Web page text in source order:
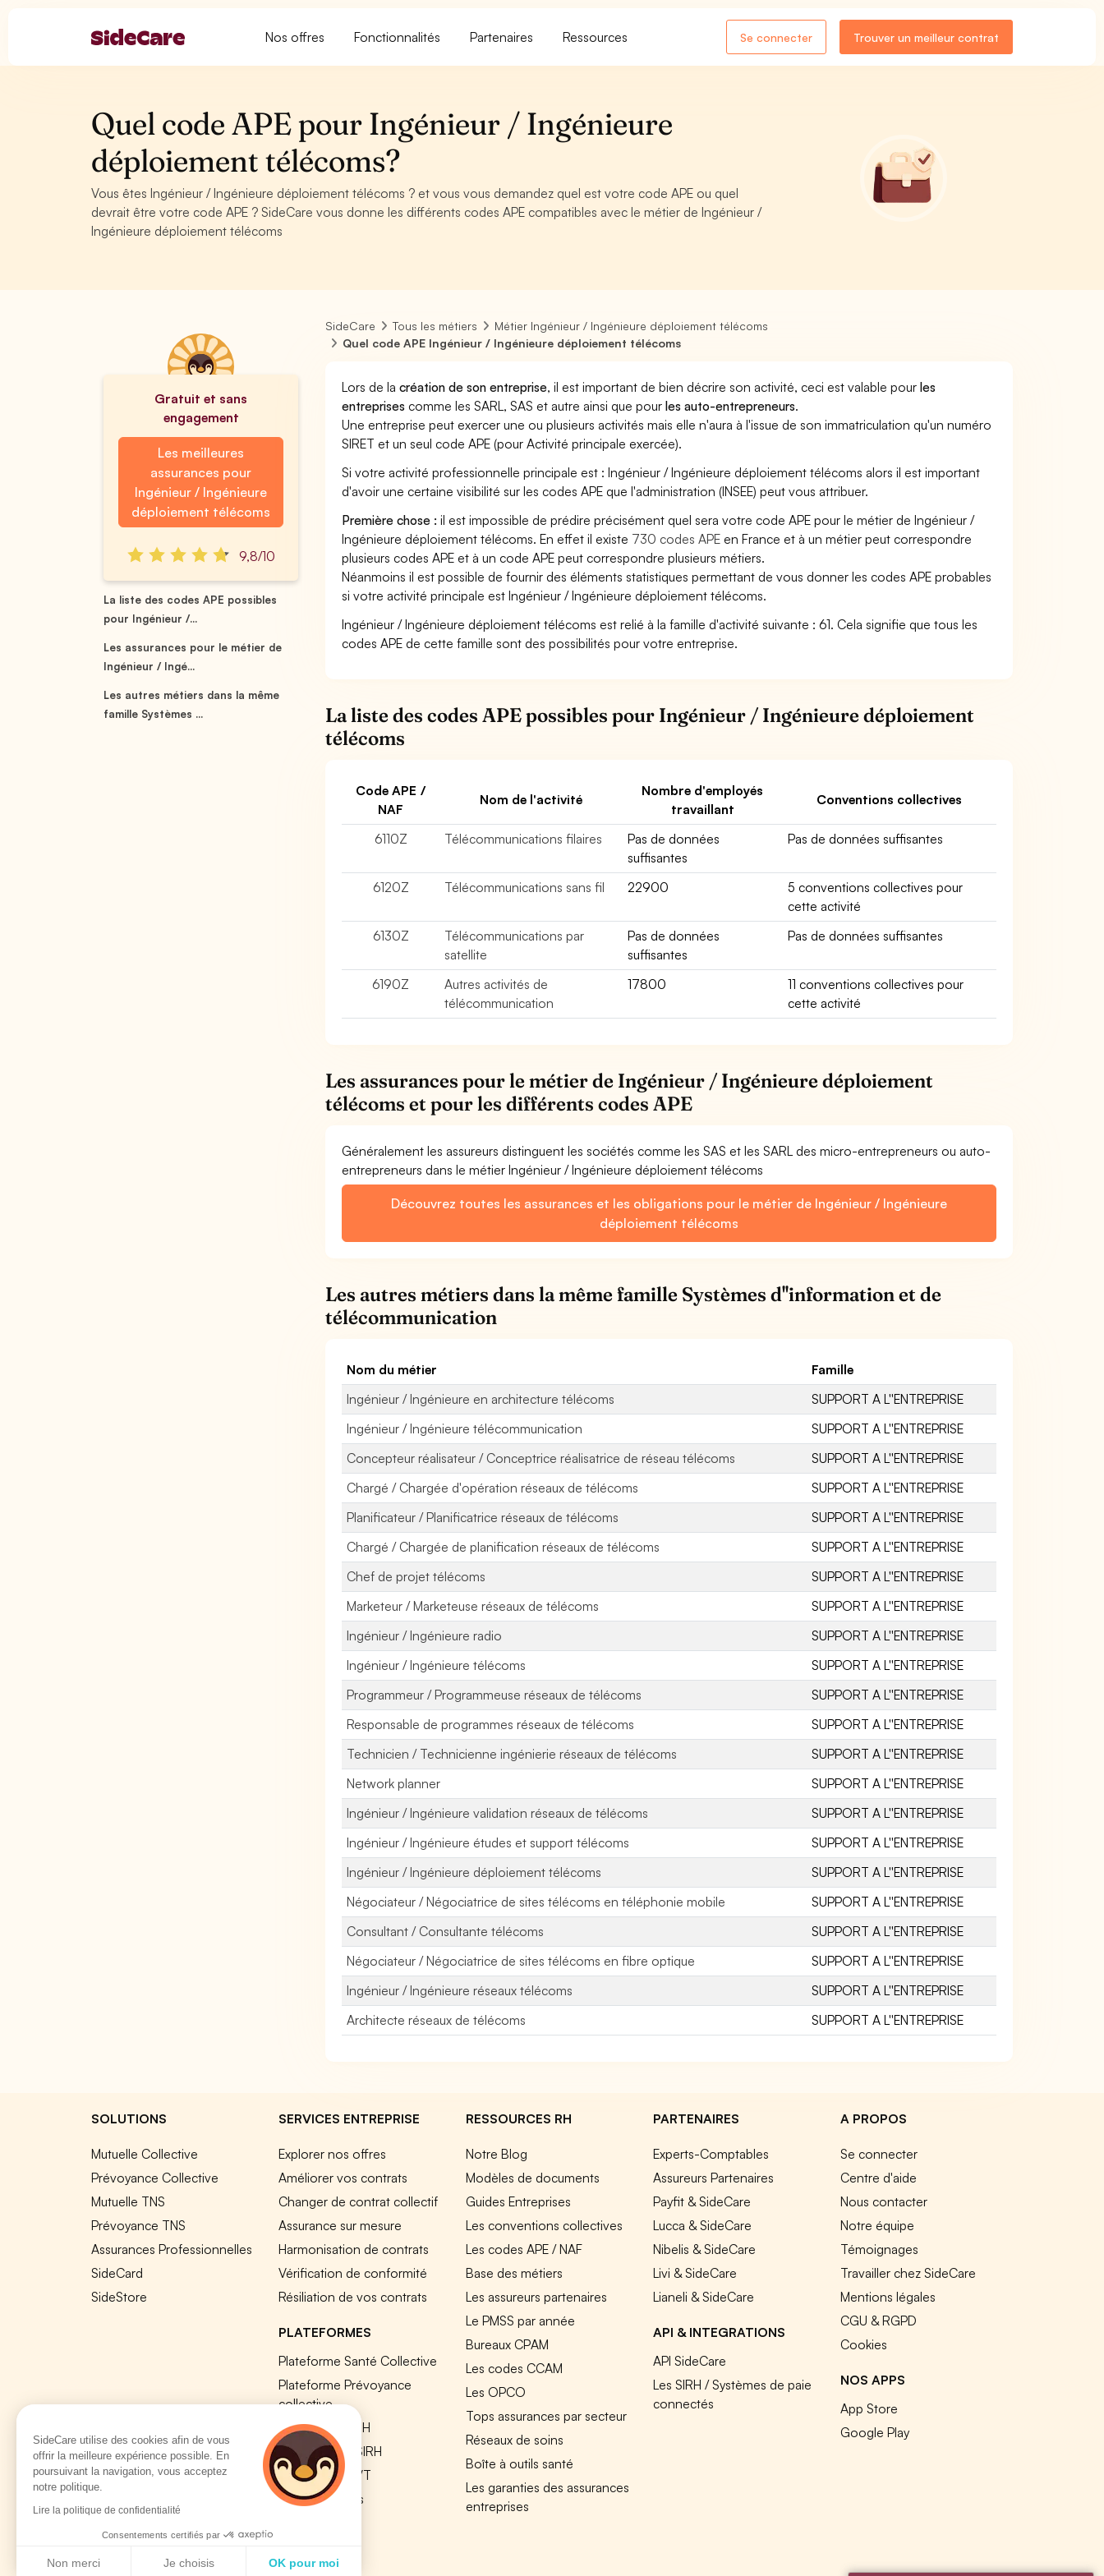
Nos offres Fonctionnalités Partenaires Ressources Se connecter Trouver un meilleur contrat
Quel code APE pour Ingénieur / Ingénieure
déploiement télécoms?
Vous êtes Ingénieur / Ingénieure déploiement télécoms ? et vous vous demandez quel est votre code APE ou quel
devrait être votre code APE ? SideCare vous donne les différents codes APE compatibles avec le métier de Ingénieur /
Ingénieure déploiement télécoms
Gratuit et sans
engagement
Les meilleures
assurances pour
Ingénieur / Ingénieure
déploiement télécoms
9,8/10
La liste des codes APE possibles
pour Ingénieur /...
Les assurances pour le métier de
Ingénieur / Ingé...
Les autres métiers dans la même
famille Systèmes ...
SideCare Tous les métiers
Métier Ingénieur / Ingénieure déploiement télécoms
Quel code APE Ingénieur / Ingénieure déploiement télécoms
Lors de lacréation de son entreprise, il est important de bien décrire son activité, ceci est valable pourles
entreprises comme les SARL, SAS et autre ainsi que pourles auto-entrepreneurs.
Une entreprise peut exercer une ou plusieurs activités mais elle n'aura à l'issue de son immatriculation qu'un numéro
SIRET et un seul code APE (pour Activité principale exercée).
Si votre activité professionnelle principale est : Ingénieur / Ingénieure déploiement télécoms alors il est important
d'avoir une certaine visibilité sur les codes APE que l'administration (INSEE) peut vous attribuer.
Première chose : il est impossible de prédire précisément quel sera votre code APE pour le métier de Ingénieur /
Ingénieure déploiement télécoms. En effet il existe 730 codes APE en France et à un métier peut correspondre
plusieurs codes APE et à un code APE peut correspondre plusieurs métiers.
Néanmoins il est possible de fournir des éléments statistiques permettant de vous donner les codes APE probables
si votre activité principale est Ingénieur / Ingénieure déploiement télécoms.
Ingénieur / Ingénieure déploiement télécoms est relié à la famille d'activité suivante : 61. Cela signifie que tous les
codes APE de cette famille sont des possibilités pour votre entreprise.
La liste des codes APE possibles pour Ingénieur / Ingénieure déploiement
télécoms
Code APE /
NAF
Nom de l'activité
Nombre d'employés
travaillant
Conventions collectives
6110Z Télécommunications filaires
Pas de données
suffisantes
Pas de données suffisantes
6120Z Télécommunications sans fil 22900
5 conventions collectives pour
cette activité
6130Z
Télécommunications par
satellite
Pas de données
suffisantes
Pas de données suffisantes
6190Z
Autres activités de
télécommunication
17800
11 conventions collectives pour
cette activité
Les assurances pour le métier de Ingénieur / Ingénieure déploiement
télécoms et pour les différents codes APE
Généralement les assureurs distinguent les sociétés comme les SAS et les SARL des micro-entrepreneurs ou auto-
entrepreneurs dans le métier Ingénieur / Ingénieure déploiement télécoms
Découvrez toutes les assurances et les obligations pour le métier de Ingénieur / Ingénieure
déploiement télécoms
Les autres métiers dans la même famille Systèmes d''information et de
télécommunication
Nom du métier
Famille
Ingénieur / Ingénieure en architecture télécoms
SUPPORT A L''ENTREPRISE
Ingénieur / Ingénieure télécommunication
SUPPORT A L''ENTREPRISE
Concepteur réalisateur / Conceptrice réalisatrice de réseau télécoms
SUPPORT A L''ENTREPRISE
Chargé / Chargée d'opération réseaux de télécoms
SUPPORT A L''ENTREPRISE
Planificateur / Planificatrice réseaux de télécoms
SUPPORT A L''ENTREPRISE
Chargé / Chargée de planification réseaux de télécoms
SUPPORT A L''ENTREPRISE
Chef de projet télécoms
SUPPORT A L''ENTREPRISE
Marketeur / Marketeuse réseaux de télécoms
SUPPORT A L''ENTREPRISE
Ingénieur / Ingénieure radio
SUPPORT A L''ENTREPRISE
Ingénieur / Ingénieure télécoms
SUPPORT A L''ENTREPRISE
Programmeur / Programmeuse réseaux de télécoms
SUPPORT A L''ENTREPRISE
Responsable de programmes réseaux de télécoms
SUPPORT A L''ENTREPRISE
Technicien / Technicienne ingénierie réseaux de télécoms
SUPPORT A L''ENTREPRISE
Network planner
SUPPORT A L''ENTREPRISE
Ingénieur / Ingénieure validation réseaux de télécoms
SUPPORT A L''ENTREPRISE
Ingénieur / Ingénieure études et support télécoms
SUPPORT A L''ENTREPRISE
Ingénieur / Ingénieure déploiement télécoms
SUPPORT A L''ENTREPRISE
Négociateur / Négociatrice de sites télécoms en téléphonie mobile
SUPPORT A L''ENTREPRISE
Consultant / Consultante télécoms
SUPPORT A L''ENTREPRISE
Négociateur / Négociatrice de sites télécoms en fibre optique
SUPPORT A L''ENTREPRISE
Ingénieur / Ingénieure réseaux télécoms
SUPPORT A L''ENTREPRISE
Architecte réseaux de télécoms
SUPPORT A L''ENTREPRISE
SOLUTIONS
Mutuelle Collective
Prévoyance Collective
Mutuelle TNS
Prévoyance TNS
Assurances Professionnelles
SideCard
SideStore
SERVICES ENTREPRISE
Explorer nos offres
Améliorer vos contrats
Changer de contrat collectif
Assurance sur mesure
Harmonisation de contrats
Vérification de conformité
Résiliation de vos contrats
PLATEFORMES
Plateforme Santé Collective
Plateforme Prévoyance
collective
Plateforme SIRH
Nos modules SIRH
Plateforme QVT
Tous nos outils
RESSOURCES RH
Notre Blog
Modèles de documents
Guides Entreprises
Les conventions collectives
Les codes APE / NAF
Base des métiers
Les assureurs partenaires
Le PMSS par année
Bureaux CPAM
Les codes CCAM
Les OPCO
Tops assurances par secteur
Réseaux de soins
Boîte à outils santé
Les garanties des assurances
entreprises
PARTENAIRES
Experts-Comptables
Assureurs Partenaires
Payfit & SideCare
Lucca & SideCare
Nibelis & SideCare
Livi & SideCare
Lianeli & SideCare
API & INTEGRATIONS
API SideCare
Les SIRH / Systèmes de paie
connectés
A PROPOS
Se connecter
Centre d'aide
Nous contacter
Notre équipe
Témoignages
Travailler chez SideCare
Mentions légales
CGU & RGPD
Cookies
NOS APPS
App Store
Google Play
SideCare utilise des cookies afin de vous
offrir la meilleure expérience possible. En
poursuivant la navigation, vous acceptez
notre politique.
Lire la politique de confidentialité
Consentements certifiés par
Non merci Je choisis OK pour moi